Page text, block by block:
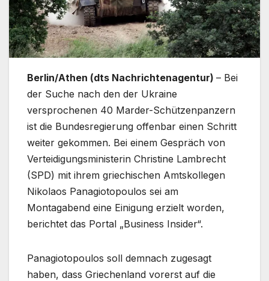
Berlin/Athen (dts Nachrichtenagentur) – Bei
der Suche nach den der Ukraine
versprochenen 40 Marder-Schützenpanzern
ist die Bundesregierung offenbar einen Schritt
weiter gekommen. Bei einem Gespräch von
Verteidigungsministerin Christine Lambrecht
(SPD) mit ihrem griechischen Amtskollegen
Nikolaos Panagiotopoulos sei am
Montagabend eine Einigung erzielt worden,
berichtet das Portal „Business Insider“.
Panagiotopoulos soll demnach zugesagt
haben, dass Griechenland vorerst auf die